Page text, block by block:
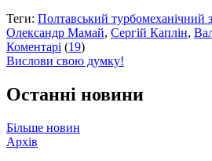
Теги: Полтавський турбомеханічний
Олександр Мамай, Сергій Каплін,
Коментарі (19)
Вислови свою думку!
Останні новини
Більше новин
Архів